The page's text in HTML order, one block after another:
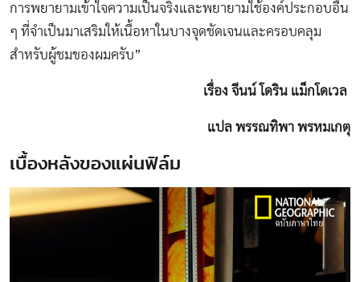
การพยายามเข้าใจความเป็นจริงและพยายามใช้องค์ประกอบอื่น
ๆ ที่จำเป็นมาเสริมให้เนื้อหาในบางจุดชัดเจนและครอบคลุม
สำหรับผู้ชมของผมครับ”
เรื่อง จีนน์ โดริน แม็กโดเวล
แปล พรรณทิพา พรหมเกตุ
เบื้องหลังของแผ่นฟิล์ม